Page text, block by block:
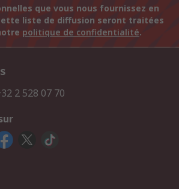
que vous nous fournissez en
liste de diffusion seront traitées
politique de confidentialité.
2 528 07 70